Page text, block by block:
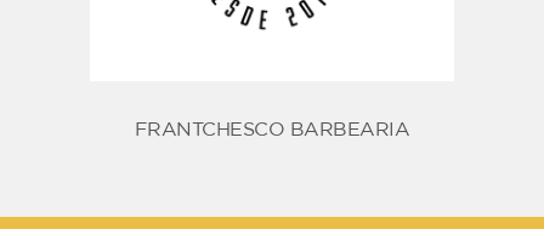
FRANTCHESCO BARBEARIA